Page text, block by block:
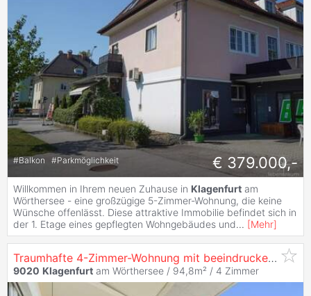
#Balkon #Parkmöglichkeit € 379.000,-
Willkommen in Ihrem neuen Zuhause in Klagenfurt am
Wörthersee - eine großzügige 5-Zimmer-Wohnung, die keine
Wünsche offenlässt. Diese attraktive Immobilie befindet sich in
der 1. Etage eines gepflegten Wohngebäudes und... [Mehr]
Traumhafte 4-Zimmer-Wohnung mit beeindruckendem Ausblick über
9020 Klagenfurt am Wörthersee / 94,8m² / 4 Zimmer